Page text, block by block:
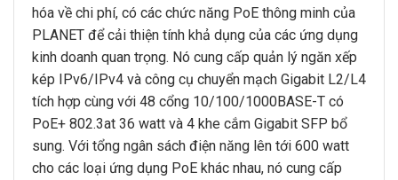
hóa về chi phí, có các chức năng PoE thông minh của
PLANET để cải thiện tính khả dụng của các ứng dụng
kinh doanh quan trọng. Nó cung cấp quản lý ngăn xếp
kép IPv6/IPv4 và công cụ chuyển mạch Gigabit L2/L4
tích hợp cùng với 48 cổng 10/100/1000BASE-T có
PoE+ 802.3at 36 watt và 4 khe cắm Gigabit SFP bổ
sung. Với tổng ngân sách điện năng lên tới 600 watt
cho các loại ứng dụng PoE khác nhau, nó cung cấp